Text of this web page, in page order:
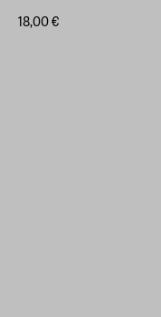
18,00 €